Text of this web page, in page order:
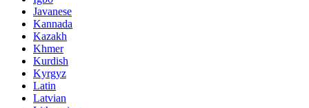
Javanese
Kannada
Kazakh
Khmer
Kurdish
Kyrgyz
Latin
Latvian